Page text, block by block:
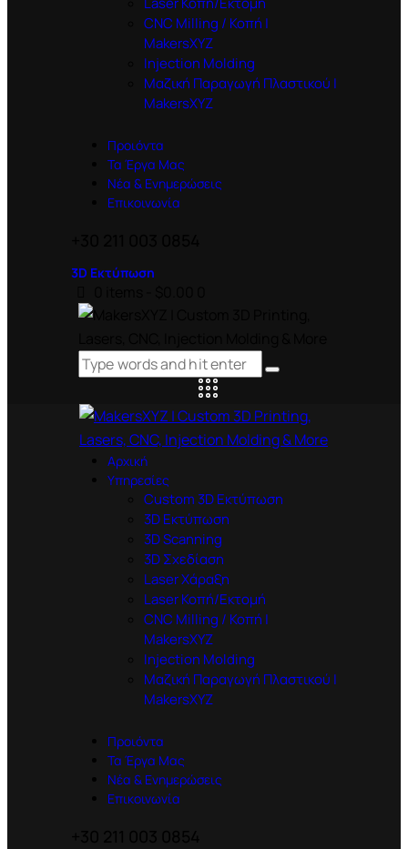
CNC Milling / Κοπή |
MakersXYZ
Injection Molding
Μαζική Παραγωγή Πλαστικού |
MakersXYZ
Προιόντα
Τα Έργα Μας
Νέα & Ενημερώσεις
Επικοινωνία
3D Εκτύπωση
Αρχική
Υπηρεσίες
Custom 3D Εκτύπωση
3D Εκτύπωση
3D Scanning
3D Σχεδίαση
Laser Χάραξη
Laser Κοπή/Εκτομή
CNC Milling / Κοπή |
MakersXYZ
Injection Molding
Μαζική Παραγωγή Πλαστικού |
MakersXYZ
Προιόντα
Τα Έργα Μας
Νέα & Ενημερώσεις
Επικοινωνία